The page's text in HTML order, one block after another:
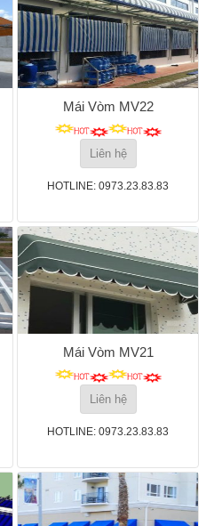
Mái Vòm MV22
Liên hệ
HOTLINE: 0973.23.83.83
Mái Vòm MV21
Liên hệ
HOTLINE: 0973.23.83.83